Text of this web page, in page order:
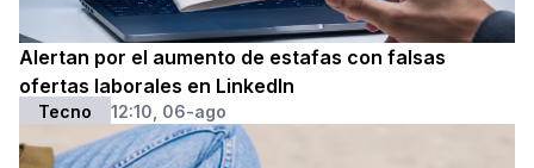
Alertan por el aumento de estafas con falsas
ofertas laborales en LinkedIn
Tecno 12:10, 06-ago